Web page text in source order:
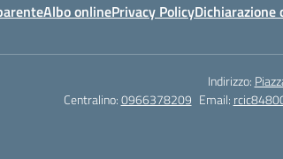
Albo onlinePrivacy Policy
Indirizzo:
Centralino:0966378209 Email: